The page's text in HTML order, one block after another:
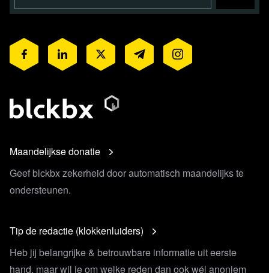
Maandelijkse donatie
Geef blckbx zekerheid door automatisch maandelijks te
ondersteunen.
Tip de redactie (klokkenluiders)
Heb jij belangrijke & betrouwbare informatie uit eerste
hand, maar wil je om welke reden dan ook wél anoniem